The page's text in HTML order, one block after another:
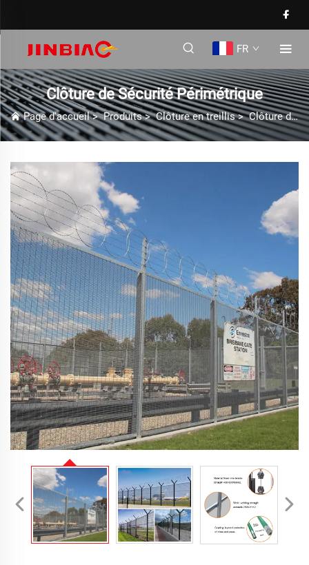
FR
Clôture de Sécurité Périmétrique
Page d'accueil>Produits>Clôture en treillis>Clôture de Sécurité Périmétrique